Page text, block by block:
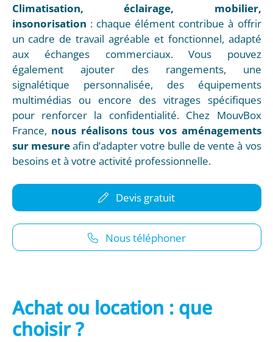
Climatisation, éclairage, mobilier,
insonorisation : chaque élément contribue à offrir
un cadre de travail agréable et fonctionnel, adapté
aux échanges commerciaux. Vous pouvez
également ajouter des rangements, une
signalétique personnalisée, des équipements
multimédias ou encore des vitrages spécifiques
pour renforcer la confidentialité. Chez MouvBox
France, nous réalisons tous vos aménagements
sur mesureafin d’adapter votre bulle de vente à vos
besoins et à votre activité professionnelle.
Devis gratuit
Nous téléphoner
Achat ou location : que
choisir ?